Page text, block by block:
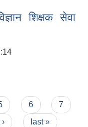
शिक्षक सेवा
6
7
last »